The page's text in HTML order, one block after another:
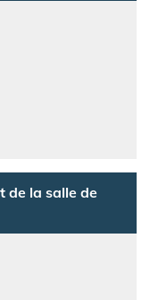
de la salle de